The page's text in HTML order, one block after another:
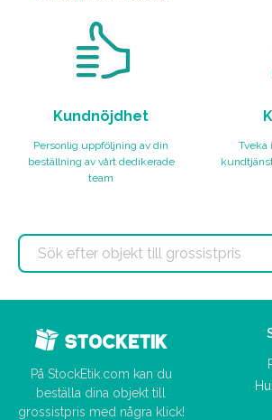
Kundnöjdhet
Personlig uppföljning av din
beställning av vårt dedikerade
team
Tveka
På StockEtik.com kan du
beställa dina objekt till
grossistpris med några klick!